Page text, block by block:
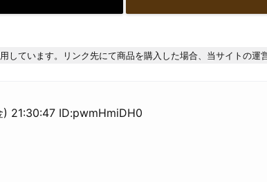
ています。リンク先にて商品を購入した場合、当サイトの運
21:30:47 ID:pwmHmiDH0